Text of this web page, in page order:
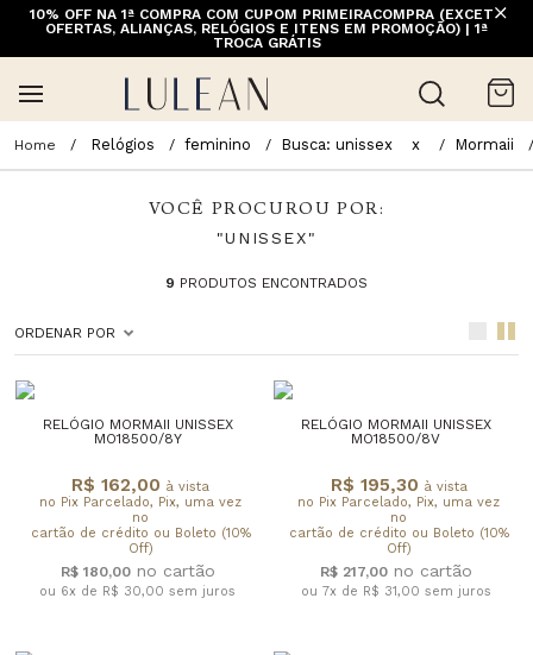
10% OFF NA 1ª COMPRA COM CUPOM PRIMEIRACOMPRA (EXCETO
OFERTAS, ALIANÇAS, RELÓGIOS E ITENS EM PROMOÇÃO) | 1ª
TROCA GRÁTIS
Relógios feminino Busca: unissex x Mormaii
VOCÊ PROCUROU POR:
"UNISSEX"
9 PRODUTOS ENCONTRADOS
ORDENAR POR
RELÓGIO MORMAII UNISSEX
MO18500/8Y
R$ 162,00 à vista
no Pix Parcelado, Pix, uma vez
no
cartão de crédito ou Boleto (10%
Off)
R$ 180,00
ou 6x de R$ 30,00 sem juros
RELÓGIO MORMAII UNISSEX
MO18500/8V
R$ 195,30 à vista
no Pix Parcelado, Pix, uma vez
no
cartão de crédito ou Boleto (10%
Off)
R$ 217,00
ou 7x de R$ 31,00 sem juros